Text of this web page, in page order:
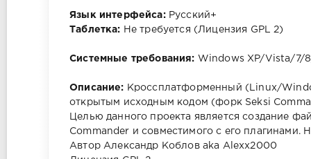
Язык интерфейса: Русский+
Таблетка: Не требуется (Лицензия GPL 2)
Системные требования: Windows XP/Vista/7/
Описание: Кроссплатформенный (Linux/
открытым исходным кодом (форк Seksi
Целью данного проекта является создание
Commander и совместимого с его плагинами.
Автор Александр Коблов aka Alexx2000